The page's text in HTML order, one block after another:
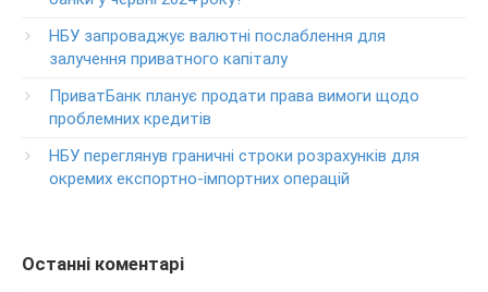
0-800-504-707
Круглосуточный телефон поддержки обслуживания
0-800-500-030
0-800-500-804
НБУ запроваджує валютні послаблення для
залучення приватного капіталу
ПриватБанк планує продати права вимоги щодо
проблемних кредитів
НБУ переглянув граничні строки розрахунків для
окремих експортно-імпортних операцій
Останні коментарі